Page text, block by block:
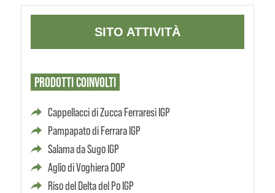
SITO ATTIVITÀ
PRODOTTICOINVOLTI
Cappellacci di Zucca Ferraresi IGP
Pampapato di Ferrara IGP
Salama da Sugo IGP
Aglio di Voghiera DOP
Riso del Delta del Po IGP